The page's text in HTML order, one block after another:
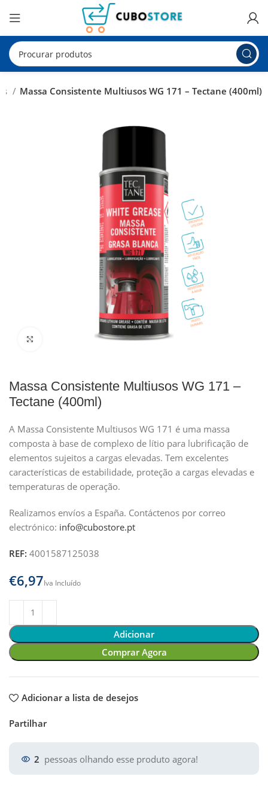
Massa Consistente Multiusos WG 171 – Tectane (400ml)
Clique para ampliar
Massa Consistente Multiusos WG 171 –
Tectane (400ml)
A Massa Consistente Multiusos WG 171 é uma massa
composta à base de complexo de lítio para lubrificação de
elementos sujeitos a cargas elevadas. Tem excelentes
características de estabilidade, proteção a cargas elevadas e
temperaturas de operação.
Realizamos envíos a España. Contáctenos por correo
electrónico: info@cubostore.pt
REF:4001587125038
€
Adicionar
Comprar Agora
Adicionar a lista de desejos
Partilhar
2 pessoas olhando esse produto agora!